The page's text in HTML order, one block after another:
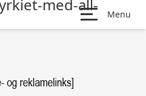
med-all-
Menu